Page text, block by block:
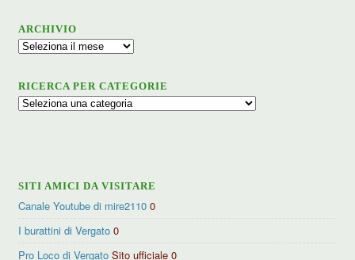
ARCHIVIO
Archivio
RICERCA PER CATEGORIE
Ricerca
SITI AMICI DA VISITARE
Canale Youtube di mire2110 0
I burattini di Vergato 0
Pro Loco di Vergato Sito ufficiale 0